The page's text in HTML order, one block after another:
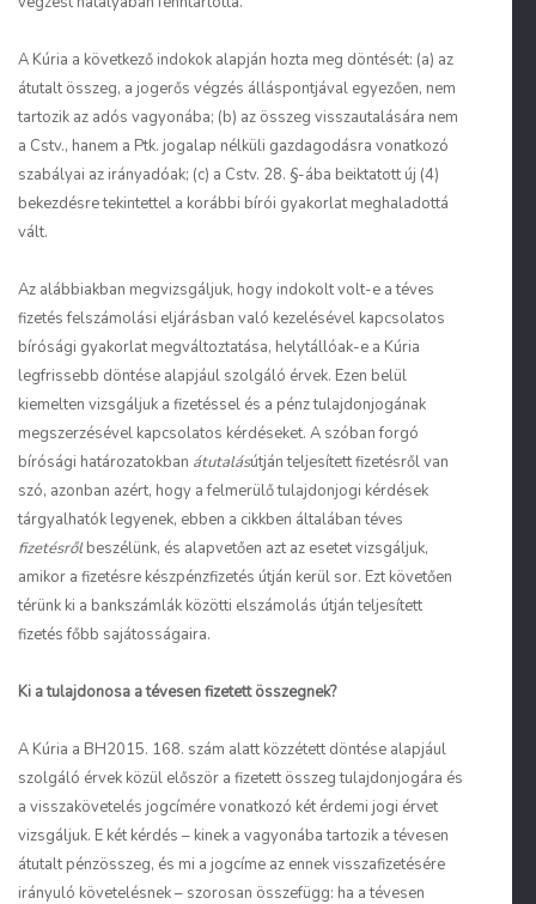
A Kúria a következő indokok alapján hozta meg döntését: (a) az
átutalt összeg, a jogerős végzés álláspontjával egyezően, nem
tartozik az adós vagyonába; (b) az összeg visszautalására nem
a Cstv., hanem a Ptk. jogalap nélküli gazdagodásra vonatkozó
szabályai az irányadóak; (c) a Cstv. 28. §-ába beiktatott új (4)
bekezdésre tekintettel a korábbi bírói gyakorlat meghaladottá
vált.
Az alábbiakban megvizsgáljuk, hogy indokolt volt-e a téves
fizetés felszámolási eljárásban való kezelésével kapcsolatos
bírósági gyakorlat megváltoztatása, helytállóak-e a Kúria
legfrissebb döntése alapjául szolgáló érvek. Ezen belül
kiemelten vizsgáljuk a fizetéssel és a pénz tulajdonjogának
megszerzésével kapcsolatos kérdéseket. A szóban forgó
bírósági határozatokban átutalásútján teljesített fizetésről van
szó, azonban azért, hogy a felmerülő tulajdonjogi kérdések
tárgyalhatók legyenek, ebben a cikkben általában téves
fizetésrőlbeszélünk, és alapvetően azt az esetet vizsgáljuk,
amikor a fizetésre készpénzfizetés útján kerül sor. Ezt követően
térünk ki a bankszámlák közötti elszámolás útján teljesített
fizetés főbb sajátosságaira.
Ki a tulajdonosa a tévesen fizetett összegnek?
A Kúria a BH2015. 168. szám alatt közzétett döntése alapjául
szolgáló érvek közül először a fizetett összeg tulajdonjogára és
a visszakövetelés jogcímére vonatkozó két érdemi jogi érvet
vizsgáljuk. E két kérdés – kinek a vagyonába tartozik a tévesen
átutalt pénzösszeg, és mi a jogcíme az ennek visszafizetésére
irányuló követelésnek – szorosan összefügg: ha a tévesen